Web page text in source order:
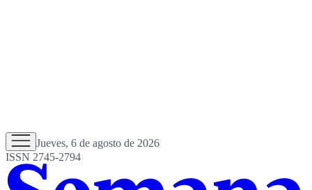
Jueves, 6 de agosto de 2026
ISSN 2745-2794